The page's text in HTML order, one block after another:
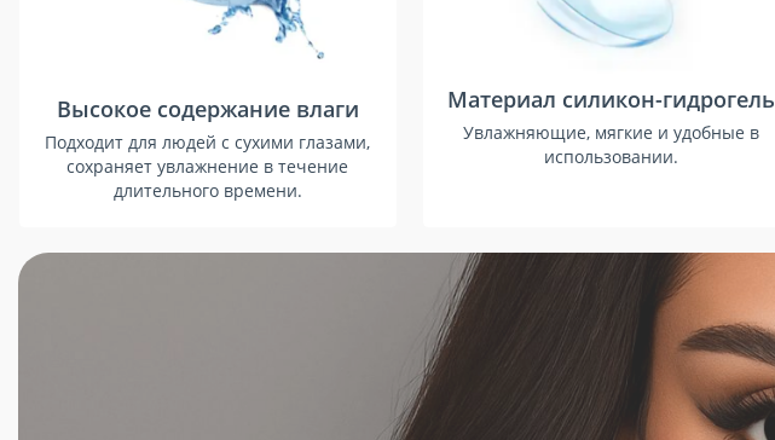
Высокое содержание влаги
Подходит для людей с сухими глазами,
сохраняет увлажнение в течение
длительного времени.
Материал силикон-гидрогель
Увлажняющие, мягкие и удобные в
использовании.